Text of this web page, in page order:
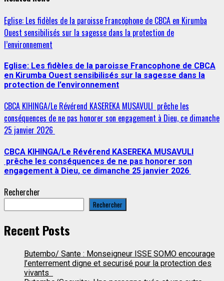
Eglise: Les fidèles de la paroisse Francophone de CBCA en Kirumba
Ouest sensibilisés sur la sagesse dans la protection de
l’environnement
Eglise: Les fidèles de la paroisse Francophone de CBCA
en Kirumba Ouest sensibilisés sur la sagesse dans la
protection de l’environnement
CBCA KIHINGA/Le Révérend KASEREKA MUSAVULI prêche les
conséquences de ne pas honorer son engagement à Dieu, ce dimanche
25 janvier 2026
CBCA KIHINGA/Le Révérend KASEREKA MUSAVULI
prêche les conséquences de ne pas honorer son
engagement à Dieu, ce dimanche 25 janvier 2026
Rechercher
Rechercher
Recent Posts
Butembo/ Sante : Monseigneur ISSE SOMO encourage
l’enterrement digne et securisé pour la protection des
vivants